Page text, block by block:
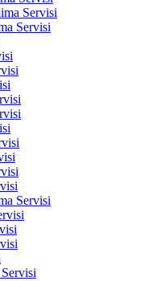
Servisi
Servisi
Servisi